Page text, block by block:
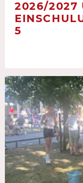
2026/2027
5